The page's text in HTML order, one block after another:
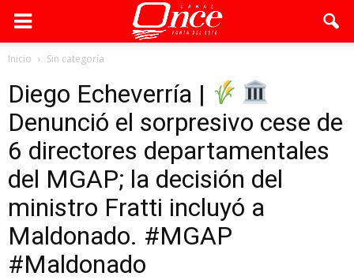
Inicio Sin categoría
Diego Echeverría |
Denunció el sorpresivo cese de
6 directores departamentales
del MGAP; la decisión del
ministro Fratti incluyó a
Maldonado. #MGAP
#Maldonado